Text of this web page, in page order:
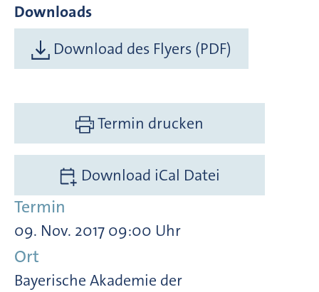
Downloads
Download des Flyers (PDF)
Termin drucken
Download iCal Datei
Termin
09. Nov. 2017 09:00 Uhr
Ort
Bayerische Akademie der